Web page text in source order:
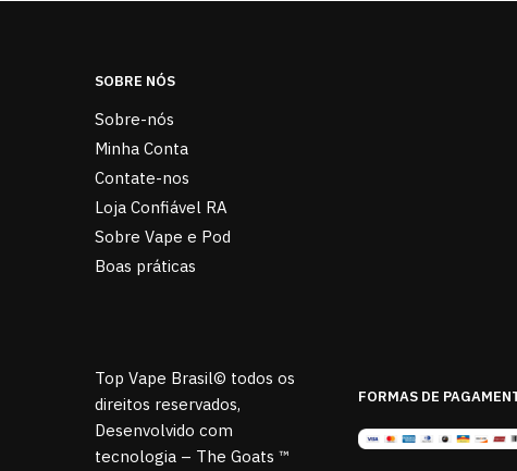
SOBRE NÓS
Sobre-nós
Minha Conta
Contate-nos
Loja Confiável RA
Sobre Vape e Pod
Boas práticas
Top Vape Brasil© todos os
direitos reservados,
Desenvolvido com
tecnologia – The Goats ™
FORMAS DE